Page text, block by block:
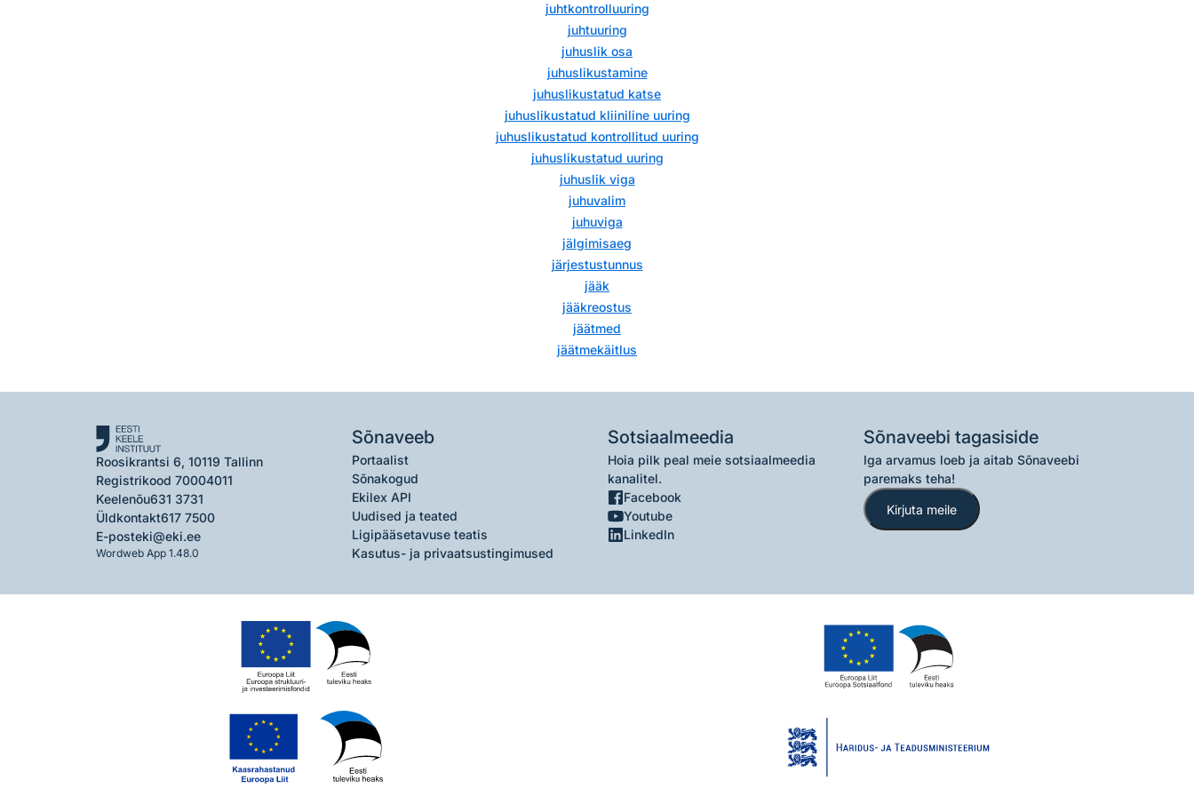
juhtkontrolluuring
juhtuuring
juhuslik osa
juhuslikustamine
juhuslikustatud katse
juhuslikustatud kliiniline uuring
juhuslikustatud kontrollitud uuring
juhuslikustatud uuring
juhuslik viga
juhuvalim
juhuviga
jälgimisaeg
järjestustunnus
jääk
jääkreostus
jäätmed
jäätmekäitlus
Roosikrantsi 6, 10119 Tallinn
Registrikood 70004011
Keelenõu631 3731
Üldkontakt617 7500
E-posteki@eki.ee
Wordweb App 1.48.0
Sõnaveeb
Portaalist
Sõnakogud
Ekilex API
Uudised ja teated
Ligipääsetavuse teatis
Kasutus- ja privaatsustingimused
Sotsiaalmeedia
Hoia pilk peal meie sotsiaalmeedia
kanalitel.
Facebook
Youtube
LinkedIn
Sõnaveebi tagasiside
Iga arvamus loeb ja aitab Sõnaveebi
paremaks teha!
Kirjuta meile